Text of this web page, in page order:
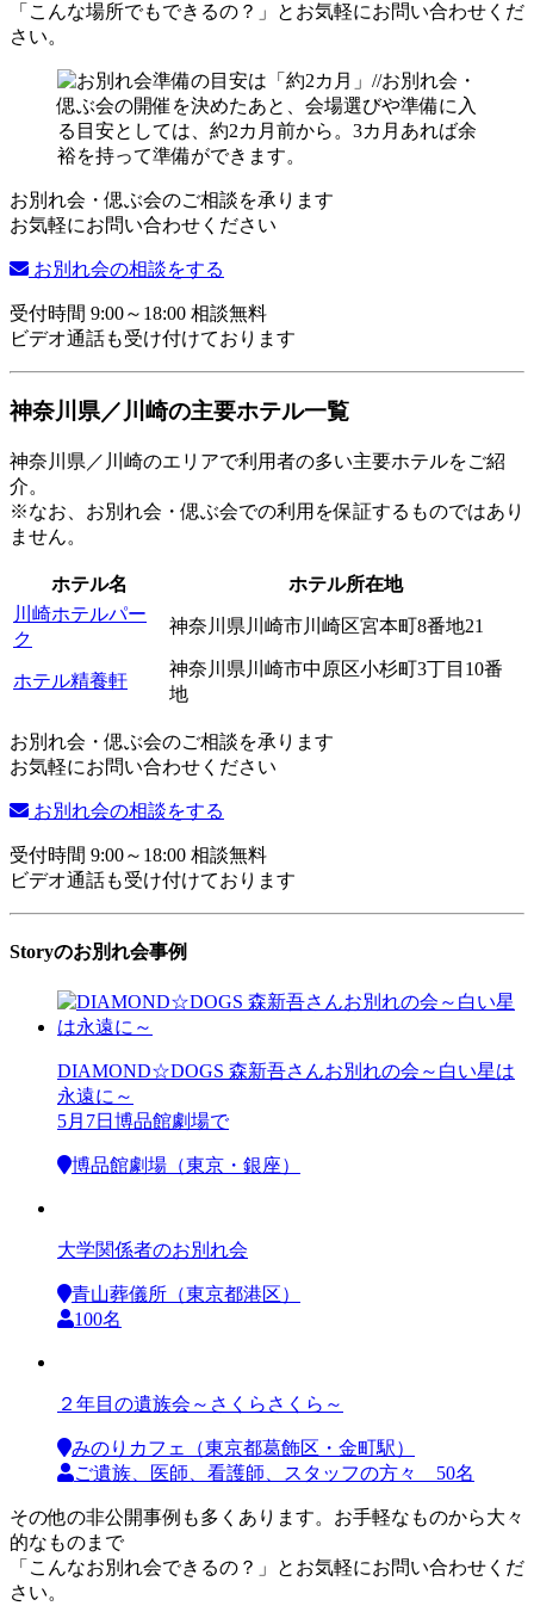
「こんな場所でもできるの？」とお気軽にお問い合わせくだ
さい。
お別れ会・偲ぶ会のご相談を承ります
お気軽にお問い合わせください
お別れ会の相談をする
受付時間 9:00～18:00 相談無料
ビデオ通話も受け付けております
神奈川県／川崎の主要ホテル一覧
神奈川県／川崎のエリアで利用者の多い主要ホテルをご紹
介。
※なお、お別れ会・偲ぶ会での利用を保証するものではあり
ません。
ホテル名
ホテル所在地
川崎ホテルパー
ク
神奈川県川崎市川崎区宮本町8番地21
ホテル精養軒
神奈川県川崎市中原区小杉町3丁目10番
地
お別れ会・偲ぶ会のご相談を承ります
お気軽にお問い合わせください
お別れ会の相談をする
受付時間 9:00～18:00 相談無料
ビデオ通話も受け付けております
Storyのお別れ会事例
DIAMOND☆DOGS 森新吾さんお別れの会～白い星は
永遠に～
5月7日博品館劇場で
博品館劇場（東京・銀座）
大学関係者のお別れ会
青山葬儀所（東京都港区）
100名
２年目の遺族会～さくらさくら～
みのりカフェ（東京都葛飾区・金町駅）
ご遺族、医師、看護師、スタッフの方々 50名
その他の非公開事例も多くあります。お手軽なものから大々
的なものまで
「こんなお別れ会できるの？」とお気軽にお問い合わせくだ
さい。